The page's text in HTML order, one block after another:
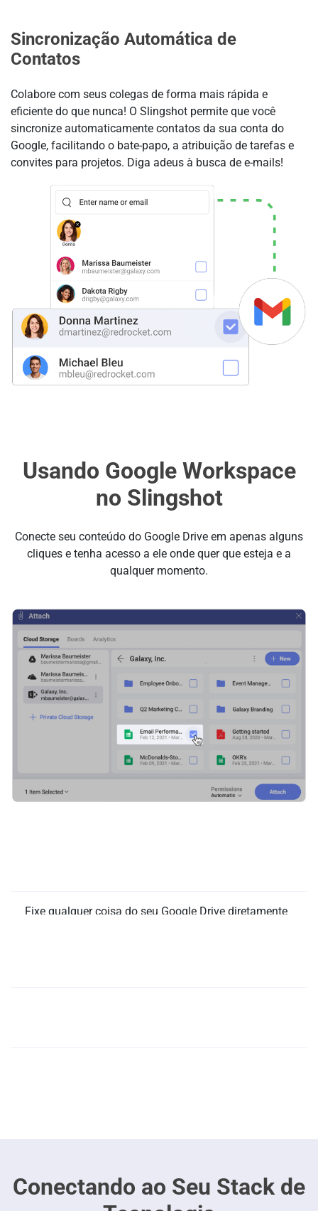
Sincronização Automática de
Contatos
Colabore com seus colegas de forma mais rápida e
eficiente do que nunca! O Slingshot permite que você
sincronize automaticamente contatos da sua conta do
Google, facilitando o bate-papo, a atribuição de tarefas e
convites para projetos. Diga adeus à busca de e-mails!
Usando Google Workspace
no Slingshot
Conecte seu conteúdo do Google Drive em apenas alguns
cliques e tenha acesso a ele onde quer que esteja e a
qualquer momento.
Fixe qualquer coisa do seu Google Drive diretamente
Conectando ao Seu Stack de